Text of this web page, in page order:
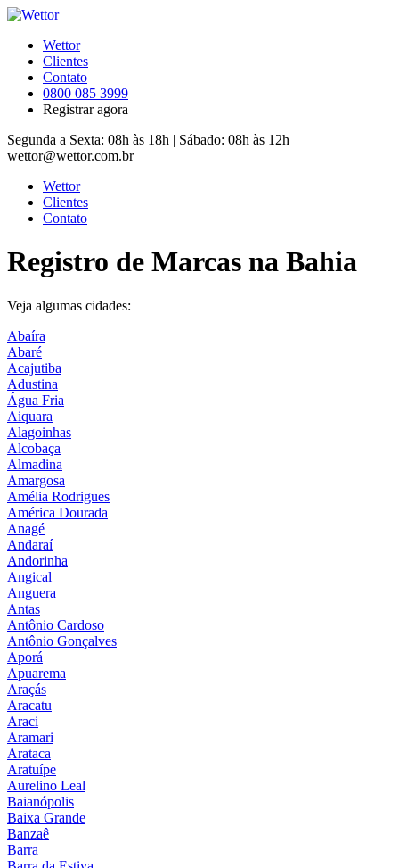
Wettor
Clientes
Contato
0800 085 3999
Registrar agora
Segunda a Sexta: 08h às 18h | Sábado: 08h às 12h
wettor@wettor.com.br
Wettor
Clientes
Contato
Registro de Marcas na Bahia
Veja algumas cidades:
Abaíra
Abaré
Acajutiba
Adustina
Água Fria
Aiquara
Alagoinhas
Alcobaça
Almadina
Amargosa
Amélia Rodrigues
América Dourada
Anagé
Andaraí
Andorinha
Angical
Anguera
Antas
Antônio Cardoso
Antônio Gonçalves
Aporá
Apuarema
Araçás
Aracatu
Araci
Aramari
Arataca
Aratuípe
Aurelino Leal
Baianópolis
Baixa Grande
Banzaê
Barra